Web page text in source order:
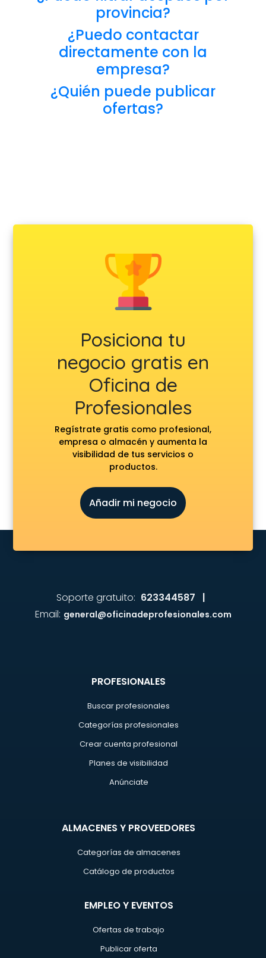
provincia?
¿Puedo contactar
directamente con la
empresa?
¿Quién puede publicar
ofertas?
Posiciona tu
negocio gratis en
Oficina de
Profesionales
Regístrate gratis como profesional,
empresa o almacén y aumenta la
visibilidad de tus servicios o
productos.
Añadir mi negocio
Soporte gratuito: 623344587 |
Email: general@oficinadeprofesionales.com
PROFESIONALES
Buscar profesionales
Categorías profesionales
Crear cuenta profesional
Planes de visibilidad
Anúnciate
ALMACENES Y PROVEEDORES
Categorías de almacenes
Catálogo de productos
EMPLEO Y EVENTOS
Ofertas de trabajo
Publicar oferta